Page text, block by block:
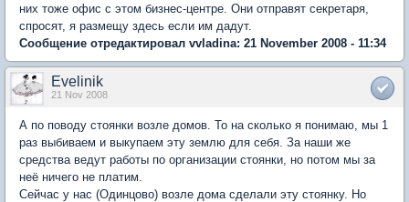
них тоже офис с этом бизнес-центре. Они отправят секретаря,
спросят, я размещу здесь если им дадут.
Сообщение отредактировал vvladina: 21 November 2008 - 11:34
Evelinik
21 Nov 2008
А по поводу стоянки возле домов. То на сколько я понимаю, мы 1
раз выбиваем и выкупаем эту землю для себя. За наши же
средства ведут работы по организации стоянки, но потом мы за
неё ничего не платим.
Сейчас у нас (Одинцово) возле дома сделали эту стоянку. Но